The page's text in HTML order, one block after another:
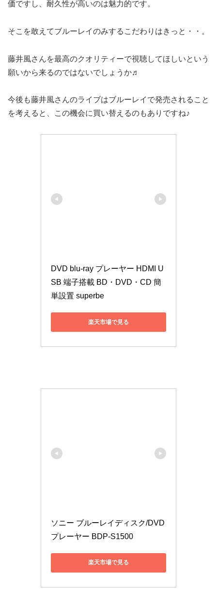
価ですし、耐久性が高いのは魅力的です。
そこを敢えてブルーレイのみするこだわりはきっと・・。
藤井風さんを最高のクオリティーで視聴してほしいという
願いから来るのではないでしょうか♬
今後も藤井風さんのライブはブルーレイで発売されること
を考えると、この機会に買い替えるのもありですね♪
DVD blu-ray プレーヤー HDMI U
SB 端子搭載 BD・DVD・CD 簡
単設置 superbe
楽天市場で見る
ソニー ブルーレイディスク/DVD
プレーヤー BDP-S1500
楽天市場で見る